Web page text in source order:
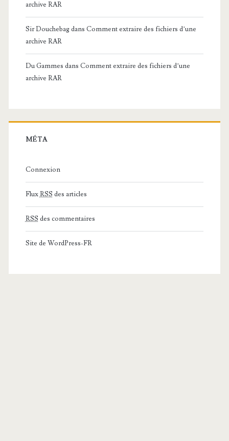
archive RAR
Sir Douchebagdans Comment extraire des fichiers d’une
archive RAR
Du Gammes dans Comment extraire des fichiers d’une
archive RAR
MÉTA
Connexion
FluxRSS des articles
RSS des commentaires
Site de WordPress-FR